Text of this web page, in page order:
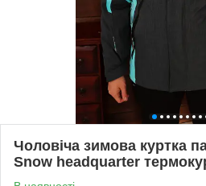
Чоловіча зимова куртка
Snow headquarter